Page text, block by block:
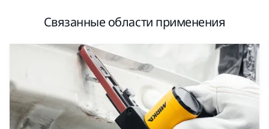
Связанные области применения